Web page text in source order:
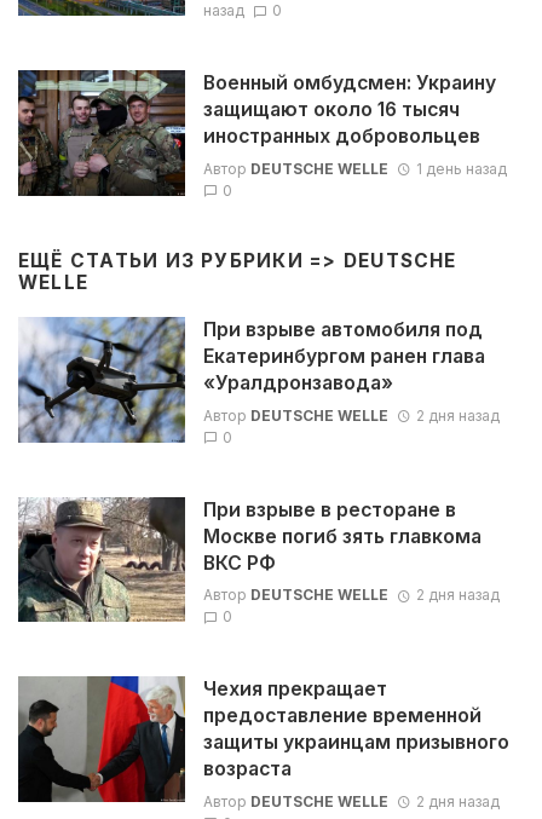
назад
0
Военный омбудсмен: Украину
защищают около 16 тысяч
иностранных добровольцев
Автор DEUTSCHE WELLE
1 день назад
0
ЕЩЁ СТАТЬИ ИЗ РУБРИКИ => DEUTSCHE
WELLE
При взрыве автомобиля под
Екатеринбургом ранен глава
«Уралдронзавода»
Автор DEUTSCHE WELLE
2 дня назад
0
При взрыве в ресторане в
Москве погиб зять главкома
ВКС РФ
Автор DEUTSCHE WELLE
2 дня назад
0
Чехия прекращает
предоставление временной
защиты украинцам призывного
возраста
Автор DEUTSCHE WELLE
2 дня назад